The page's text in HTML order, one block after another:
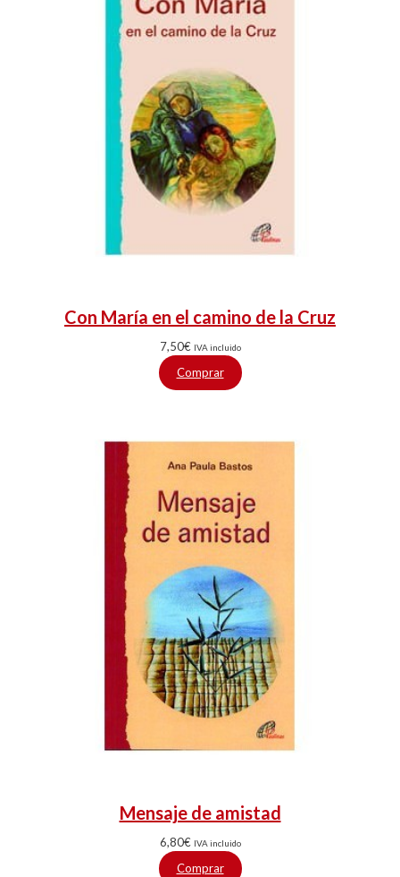
Con María en el camino de la Cruz
7,50€ IVA incluido
Comprar
Mensaje de amistad
6,80€ IVA incluido
Comprar